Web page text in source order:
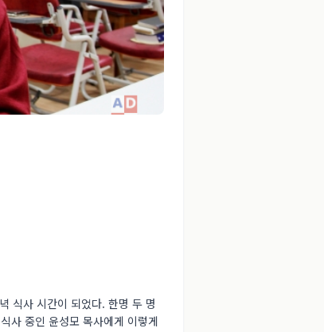
식사 시간이 되었다. 한명 두 명
사 중인 윤성모 목사에게 이렇게